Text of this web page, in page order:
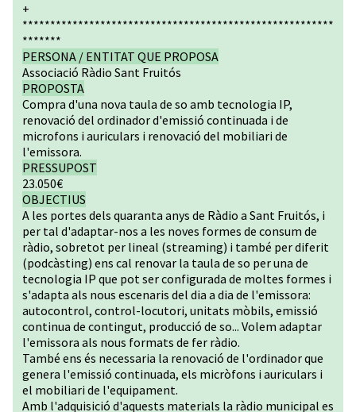
+
********************************************************
*******
PERSONA / ENTITAT QUE PROPOSA
Associació Ràdio Sant Fruitós
PROPOSTA
Compra d'una nova taula de so amb tecnologia IP,
renovació del ordinador d'emissió continuada i de
microfons i auriculars i renovació del mobiliari de
l'emissora.
PRESSUPOST
23.050€
OBJECTIUS
A les portes dels quaranta anys de Ràdio a Sant Fruitós, i
per tal d'adaptar-nos a les noves formes de consum de
ràdio, sobretot per lineal (streaming) i també per diferit
(podcàsting) ens cal renovar la taula de so per una de
tecnologia IP que pot ser configurada de moltes formes i
s'adapta als nous escenaris del dia a dia de l'emissora:
autocontrol, control-locutori, unitats mòbils, emissió
continua de contingut, producció de so... Volem adaptar
l'emissora als nous formats de fer ràdio.
També ens és necessaria la renovació de l'ordinador que
genera l'emissió continuada, els micròfons i auriculars i
el mobiliari de l'equipament.
Amb l'adquisició d'aquests materials la ràdio municipal es